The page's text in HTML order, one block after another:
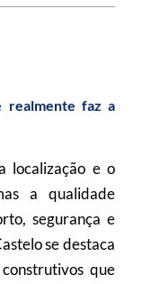
realmente faz a
localização e o
a qualidade
segurança e
se destaca
que